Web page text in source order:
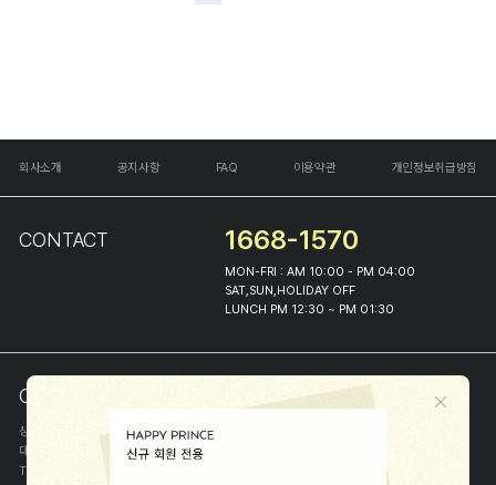
회사소개 공지사항 FAQ 이용약관 개인정보취급방침
CONTACT 1668-1570
MON-FRI : AM 10:00 - PM 04:00
SAT,SUN,HOLIDAY OFF
LUNCH PM 12:30 ~ PM 01:30
COMPANY INFO
상호
(주)해피프린스
대표
이화진
TEL